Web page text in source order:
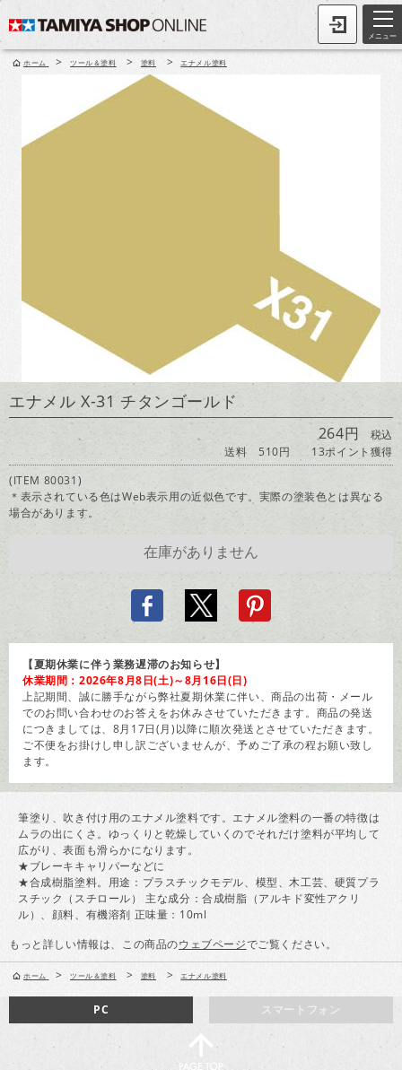
メニュー
ホーム > ツール＆塗料 > 塗料 > エナメル塗料
エナメル X-31 チタンゴールド
264円 税込
送料 510円
13ポイント獲得
(ITEM 80031)
＊表示されている色はWeb表示用の近似色です。実際の塗装色とは異なる
場合があります。
【夏期休業に伴う業務遅滞のお知らせ】
休業期間：2026年8月8日(土)～8月16日(日)
上記期間、誠に勝手ながら弊社夏期休業に伴い、商品の出荷・メール
でのお問い合わせのお答えをお休みさせていただきます。商品の発送
につきましては、8月17日(月)以降に順次発送とさせていただきます。
ご不便をお掛けし申し訳ございませんが、予めご了承の程お願い致し
ます。
筆塗り、吹き付け用のエナメル塗料です。エナメル塗料の一番の特徴は
ムラの出にくさ。ゆっくりと乾燥していくのでそれだけ塗料が平均して
広がり、表面も滑らかになります。
★ブレーキキャリパーなどに
★合成樹脂塗料。用途：プラスチックモデル、模型、木工芸、硬質プラ
スチック（スチロール） 主な成分：合成樹脂（アルキド変性アクリ
ル）、顔料、有機溶剤 正味量：10ml
もっと詳しい情報は、この商品のウェブページでご覧ください。
ホーム > ツール＆塗料 > 塗料 > エナメル塗料
スマートフォン
PC